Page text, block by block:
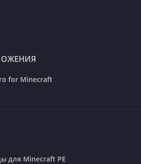
for Minecraft
для Minecraft PE